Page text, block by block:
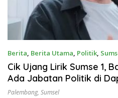
Berita, Berita Utama, Politik,
Cik Ujang Lirik Sumse 1,
Ada Jabatan Politik di
Palembang, Sumsel